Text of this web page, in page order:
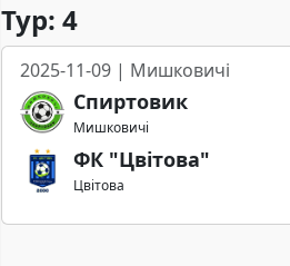
Тур: 4
2025-11-09 | Мишковичі
Спиртовик
Мишковичі
ФК "Цвітова"
Цвітова